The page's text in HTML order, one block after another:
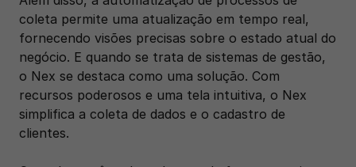
coleta permite uma atualização em tempo real,
fornecendo visões precisas sobre o estado atual do
negócio. E quando se trata de sistemas de gestão,
o Nex se destaca como uma solução. Com
recursos poderosos e uma tela intuitiva, o Nex
simplifica a coleta de dados e o cadastro de
clientes.